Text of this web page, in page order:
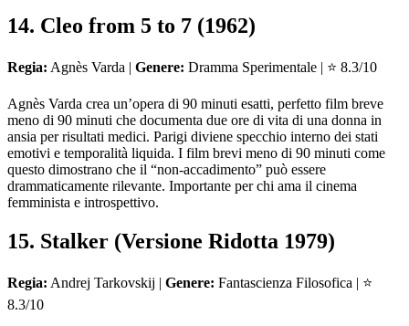
14. Cleo from 5 to 7 (1962)
Regia: Agnès Varda | Genere: Dramma Sperimentale | ⭐ 8.3/10
Agnès Varda crea un’opera di 90 minuti esatti, perfetto film breve
meno di 90 minuti che documenta due ore di vita di una donna in
ansia per risultati medici. Parigi diviene specchio interno dei stati
emotivi e temporalità liquida. I film brevi meno di 90 minuti come
questo dimostrano che il “non-accadimento” può essere
drammaticamente rilevante. Importante per chi ama il cinema
femminista e introspettivo.
15. Stalker (Versione Ridotta 1979)
Regia: Andrej Tarkovskij | Genere: Fantascienza Filosofica | ⭐
8.3/10